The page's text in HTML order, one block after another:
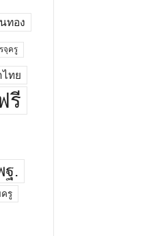
ทอง
จุครู
ทย
รี
ฐ.
รู